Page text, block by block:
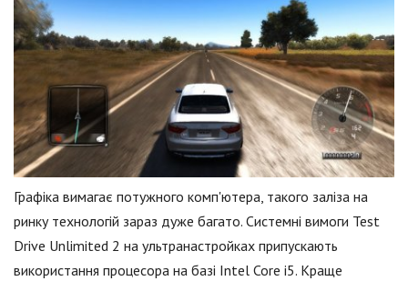
Графіка вимагає потужного комп'ютера, такого заліза на
ринку технологій зараз дуже багато. Системні вимоги Test
Drive Unlimited 2 на ультранастройках припускають
використання процесора на базі Intel Core i5. Краще